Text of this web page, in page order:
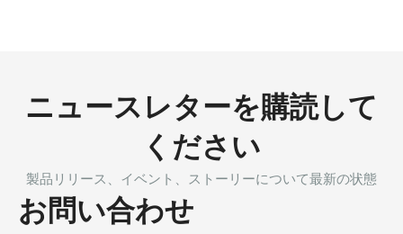
ニュースレターを購読して
ください
製品リリース、イベント、ストーリーについて最新の状態
お問い合わせ